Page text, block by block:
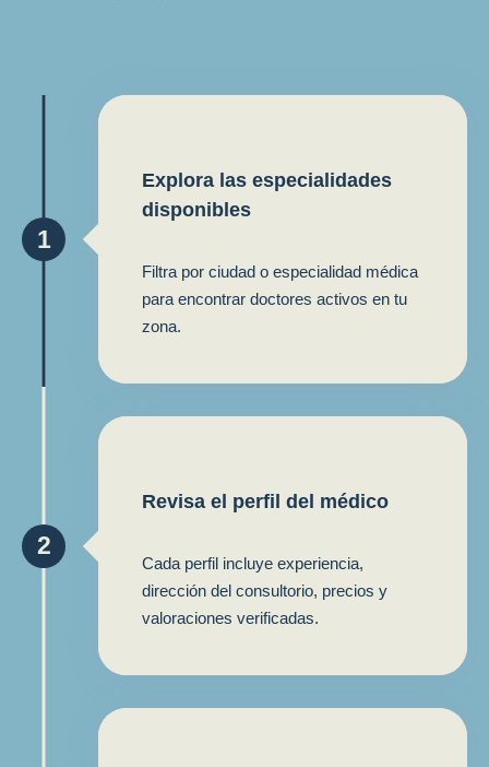
Explora las especialidades
disponibles
Filtra por ciudad o especialidad médica
para encontrar doctores activos en tu
zona.
1
Revisa el perfil del médico
Cada perfil incluye experiencia,
dirección del consultorio, precios y
valoraciones verificadas.
2